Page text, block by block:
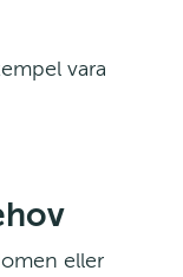
vara
eller